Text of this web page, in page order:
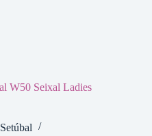
W50 Seixal Ladies